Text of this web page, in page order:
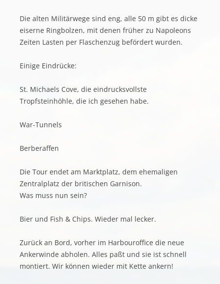
Die alten Militärwege sind eng, alle 50 m gibt es dicke
eiserne Ringbolzen, mit denen früher zu Napoleons
Zeiten Lasten per Flaschenzug befördert wurden.
Einige Eindrücke:
St. Michaels Cove, die eindrucksvollste
Tropfsteinhöhle, die ich gesehen habe.
War-Tunnels
Berberaffen
Die Tour endet am Marktplatz, dem ehemaligen
Zentralplatz der britischen Garnison.
Was muss nun sein?
Bier und Fish & Chips. Wieder mal lecker.
Zurück an Bord, vorher im Harbouroffice die neue
Ankerwinde abholen. Alles paßt und sie ist schnell
montiert. Wir können wieder mit Kette ankern!